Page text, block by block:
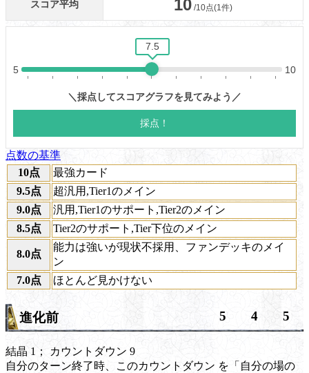
点数の基準
10点
最強カード
9.5点
超汎用,Tier1のメイン
9.0点
汎用,Tier1のサポート,Tier2のメイン
8.5点
Tier2のサポート,Tier下位のメイン
8.0点
能力は強いが現状不採用、ファンデッキのメイ
ン
7.0点
ほとんど見かけない
進化前 5 4 5
結晶 1； カウントダウン 9
自分のターン終了時、このカウントダウン を「自分の場の